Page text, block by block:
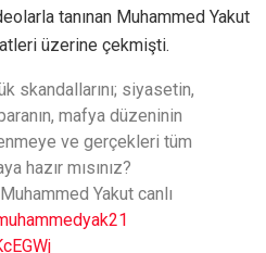
tanınan Muhammed Yakut
üzerine çekmişti.
skandallarını; siyasetin,
mafya düzeninin
ve gerçekleri tüm
hazır mısınız?
Yakut canlı